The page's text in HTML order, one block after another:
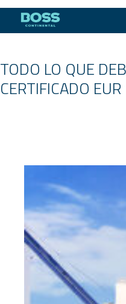
Facebook
Twitter
Email
TODO LO QUE
CERTIFICADO EUR